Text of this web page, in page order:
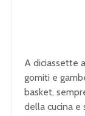
A diciassette
gomiti e
basket,
della cucina e